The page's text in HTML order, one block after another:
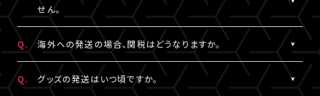
せん。
A.
日本国外の郵便番号をご入力する際、システムの仕様上、正しく郵
便番号を入力しているにも関わらずエラーとなる場合がございま
す。
その場合は、末尾1桁か2桁を削除、もしくは未記入にてお手続きを
Q. 海外への発送の場合、関税はどうなりますか。
A.
関税はお客様ご自身でお支払いください。関税の計算は各国税関
の判断によります。
Q. グッズの発送はいつ頃ですか。